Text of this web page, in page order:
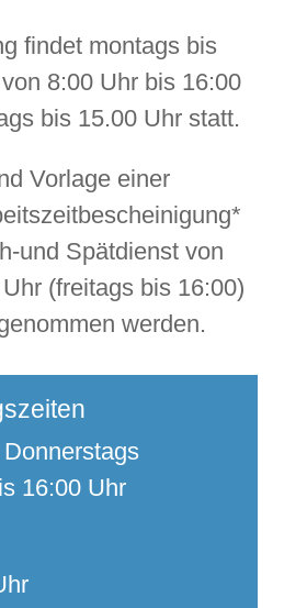
findet montags bis
8:00 Uhr bis 16:00
bis 15.00 Uhrstatt.
Vorlage einer
und Spätdienst von
(freitags bis 16:00)
werden.
16:00 Uhr